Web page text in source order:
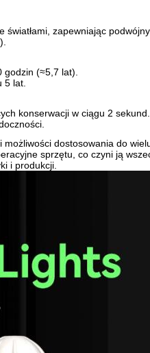
światłami, zapewniając
godzin (≈5,7 lat).
5 lat.
konserwacji w ciągu 2 sekund.
dostosowania do
sprzętu, co czyni ją
i produkcji.